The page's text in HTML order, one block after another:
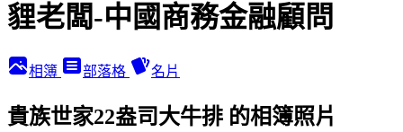
貍老闆-中國商務金融顧問
相簿 部落格 名片
貴族世家22盎司大牛排 的相簿照片